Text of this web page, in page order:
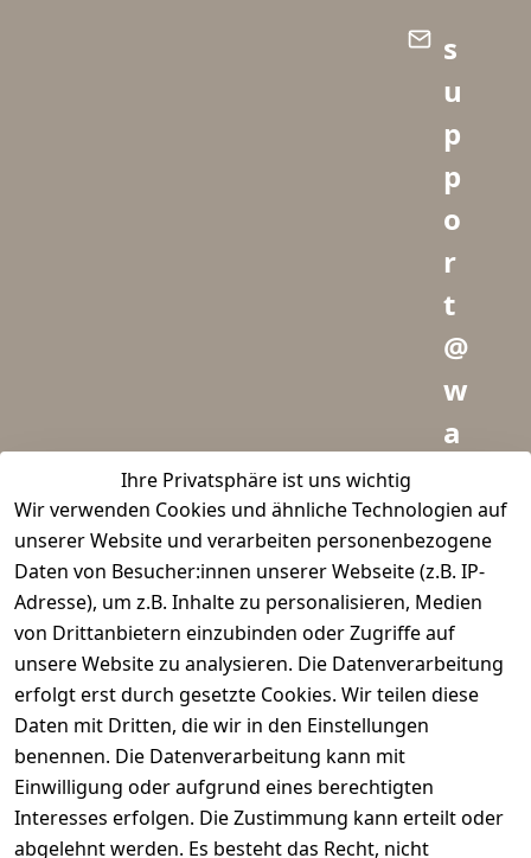
Ihre Privatsphäre ist uns wichtig
Wir verwenden Cookies und ähnliche Technologien auf
unserer Website und verarbeiten personenbezogene
Daten von Besucher:innen unserer Webseite (z.B. IP-
Adresse), um z.B. Inhalte zu personalisieren, Medien
von Drittanbietern einzubinden oder Zugriffe auf
unsere Website zu analysieren. Die Datenverarbeitung
erfolgt erst durch gesetzte Cookies. Wir teilen diese
Daten mit Dritten, die wir in den Einstellungen
benennen. Die Datenverarbeitung kann mit
Einwilligung oder aufgrund eines berechtigten
Interesses erfolgen. Die Zustimmung kann erteilt oder
abgelehnt werden. Es besteht das Recht, nicht
s
u
p
p
o
r
t
@
w
a
d
m
e
i
s
r.